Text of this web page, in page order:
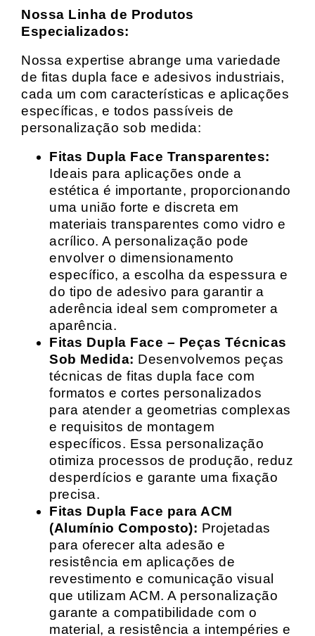
Nossa Linha de Produtos
Especializados:
Nossa expertise abrange uma variedade
de fitas dupla face e adesivos industriais,
cada um com características e aplicações
específicas, e todos passíveis de
personalização sob medida:
Fitas Dupla Face Transparentes:
Ideais para aplicações onde a
estética é importante, proporcionando
uma união forte e discreta em
materiais transparentes como vidro e
acrílico. A personalização pode
envolver o dimensionamento
específico, a escolha da espessura e
do tipo de adesivo para garantir a
aderência ideal sem comprometer a
aparência.
Fitas Dupla Face – Peças Técnicas
Sob Medida: Desenvolvemos peças
técnicas de fitas dupla face com
formatos e cortes personalizados
para atender a geometrias complexas
e requisitos de montagem
específicos. Essa personalização
otimiza processos de produção, reduz
desperdícios e garante uma fixação
precisa.
Fitas Dupla Face para ACM
(Alumínio Composto): Projetadas
para oferecer alta adesão e
resistência em aplicações de
revestimento e comunicação visual
que utilizam ACM. A personalização
garante a compatibilidade com o
material, a resistência a intempéries e